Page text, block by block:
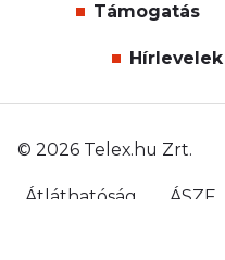
Támogatás
Hírlevelek
© 2026 Telex.hu Zrt.
Átláthatóság ÁSZF